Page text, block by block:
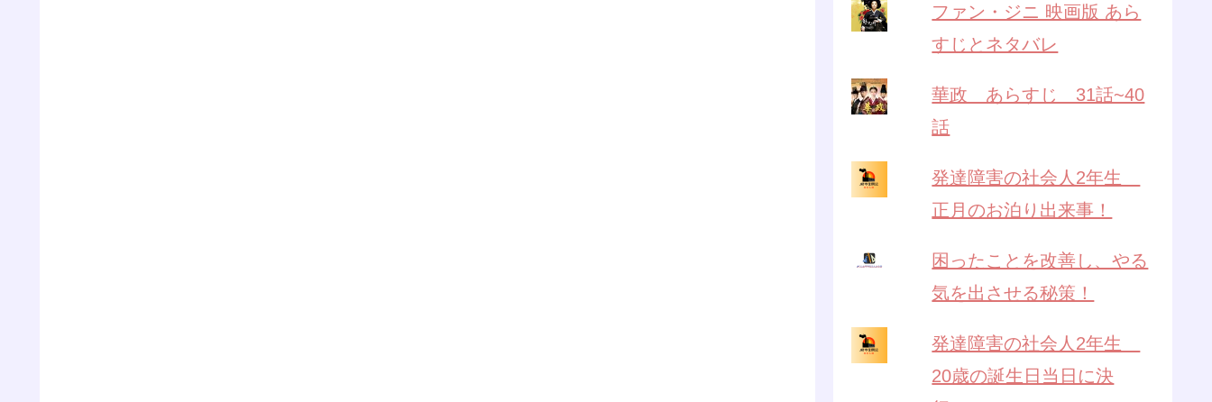
ファン・ジニ 映画版 あら
すじとネタバレ
華政 あらすじ 31話~40
話
発達障害の社会人2年生
正月のお泊り出来事！
困ったことを改善し、やる
気を出させる秘策！
発達障害の社会人2年生
20歳の誕生日当日に決